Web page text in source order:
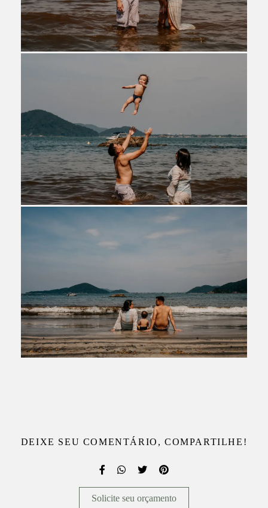
DEIXE SEU COMENTÁRIO, COMPARTILHE!
Solicite seu orçamento